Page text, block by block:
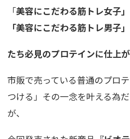
「美容にこだわる筋トレ女子」
「美容にこだわる筋トレ男子」
たち必見のプロテインに仕上が
市販で売っている普通のプロ
つける」その一念を叶える為
が、